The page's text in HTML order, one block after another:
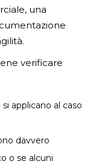
una
verificare
applicano al caso
davvero
o se alcuni